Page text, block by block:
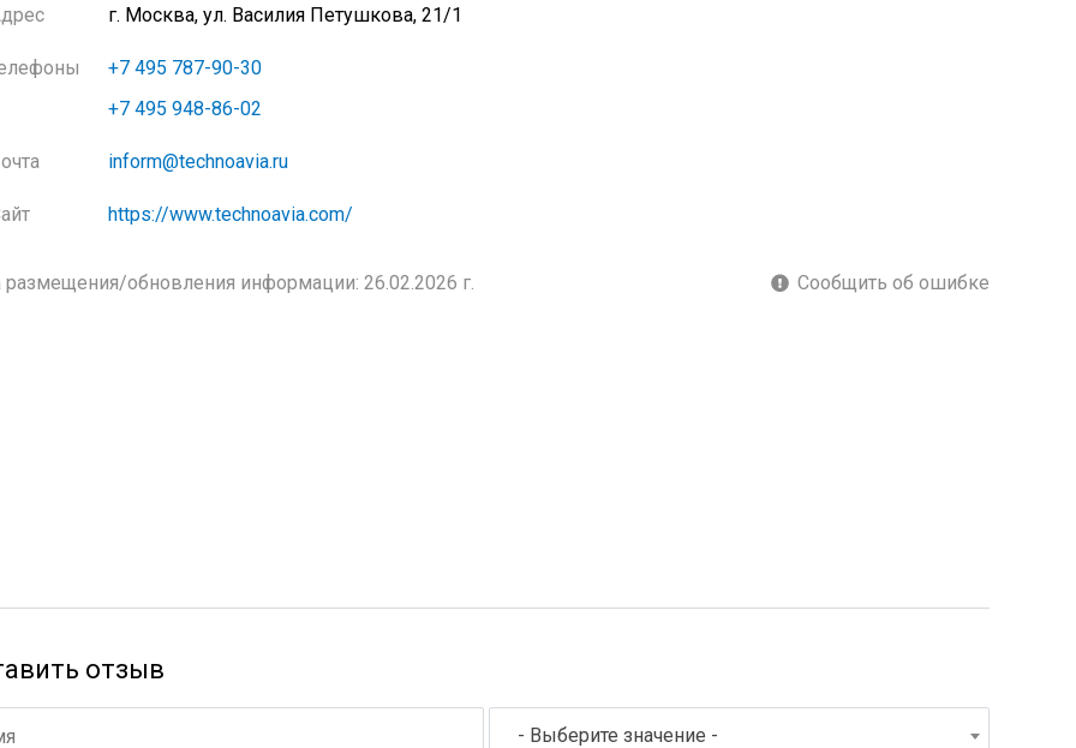
г. Москва, ул. Василия Петушкова, 21/1
+7 495 787-90-30
+7 495 948-86-02
inform@technoavia.ru
https://www.technoavia.com/
размещения/обновления информации: 26.02.2026 г. Сообщить об ошибке
отзыв
- Выберите значение -